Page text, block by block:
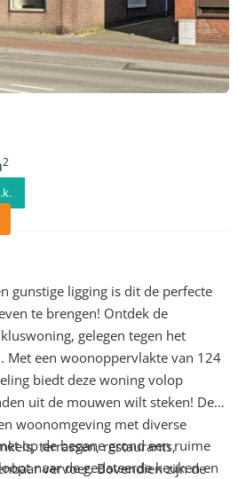
2
gunstige ligging is dit de perfecte
te brengen! Ontdek de
gelegen tegen het
Met een woonoppervlakte van 124
biedt deze woning volop
uit de mouwen wilt steken! De
woonomgeving met diverse
terrassen, restaurants,
vervoer. Bovendien zijn de
op de begane grond een ruime
naar de gedateerde keuken en